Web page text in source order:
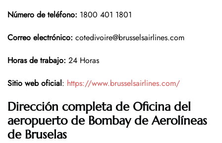
Número de teléfono: 1800 401 1801
Correo electrónico: cotedivoire@brusselsairlines.com
Horas de trabajo: 24 Horas
Sitio web oficial: https://www.brusselsairlines.com/
Dirección completa de Oficina del
aeropuerto de Bombay de Aerolíneas
de Bruselas